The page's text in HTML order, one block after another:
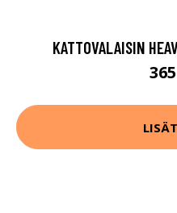
KATTOVALAISIN